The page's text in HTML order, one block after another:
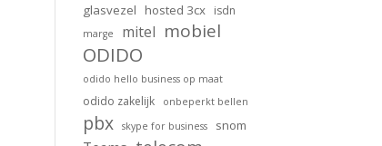
glasvezel hosted 3cx isdn
marge mitel mobiel
ODIDO
odido hello business op maat
odido zakelijk onbeperkt bellen
pbx skype for business snom